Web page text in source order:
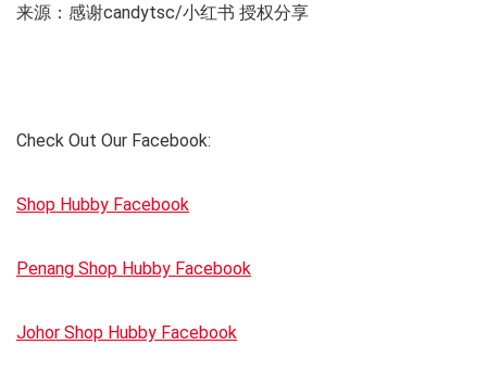
来源：感谢candytsc/小红书 授权分享
Check Out Our Facebook:
Shop Hubby Facebook
Penang Shop Hubby Facebook
Johor Shop Hubby Facebook